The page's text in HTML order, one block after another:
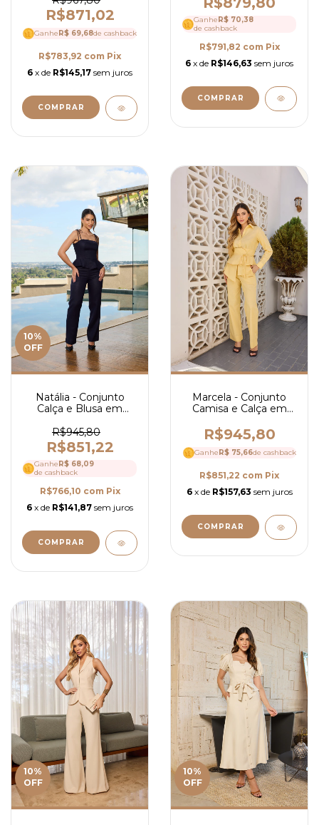
Fluida Elegante- Ref
4137
R$871,02
Ganhe R$ 69,68de cashback
R$783,92 com Pix
6 x de R$145,17 sem juros
COMPRAR
GanheR$ 70,38
de cashback
R$791,82 com Pix
6 x de R$146,63 sem juros
COMPRAR
10%
OFF
Natália - Conjunto
Calça e Blusa em
R$945,80
R$851,22
Ganhe R$ 68,09
de cashback
R$766,10 com Pix
6 x de R$141,87 sem juros
COMPRAR
Marcela - Conjunto
Camisa e Calça em
4131
R$945,80
Ganhe R$ 75,66de cashback
R$851,22 com Pix
6 x de R$157,63 sem juros
COMPRAR
10%
OFF
10%
OFF